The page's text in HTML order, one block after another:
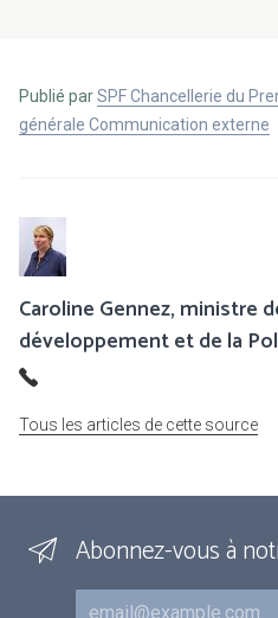
Publié parSPF Chancellerie du
générale Communication externe
Caroline Gennez, ministre
développement et de la
Tous les articles de cette source
Abonnez-vous à
Courriel